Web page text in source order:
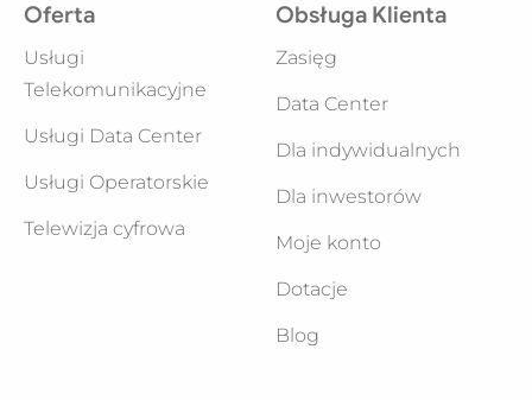
Oferta
Usługi
Telekomunikacyjne
Usługi Data Center
Usługi Operatorskie
Telewizja cyfrowa
Obsługa Klienta
Zasięg
Data Center
Dla indywidualnych
Dla inwestorów
Moje konto
Dotacje
Blog